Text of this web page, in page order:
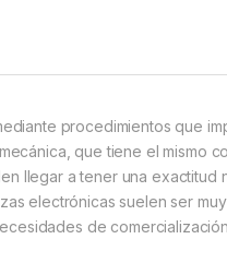
procedimientos que
que tiene el mismo
llegar a tener una exactitud
electrónicas suelen ser muy
de